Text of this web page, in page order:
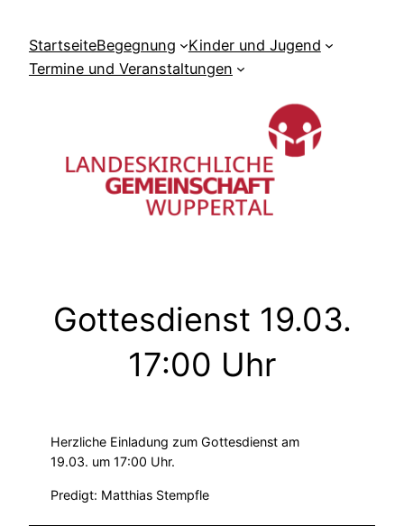
Inhalt
springen
StartseiteBegegnung
Kinder und Jugend
Termine und Veranstaltungen
Gottesdienst 19.03.
17:00 Uhr
Herzliche Einladung zum Gottesdienst am
19.03. um 17:00 Uhr.
Predigt: Matthias Stempfle